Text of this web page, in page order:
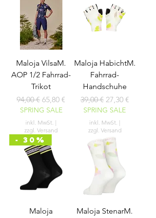
Maloja VilsaM.
AOP 1/2 Fahrrad-
Trikot
Standardpreis
94,00 € Sale-Preis
65,80 €
SPRING SALE
inkl. MwSt. |
zzgl. Versand
Maloja HabichtM.
Fahrrad-
Handschuhe
Standardpreis
39,00 € Sale-Preis
27,30 €
SPRING SALE
inkl. MwSt. |
zzgl. Versand
- 30%
Maloja
Maloja StenarM.